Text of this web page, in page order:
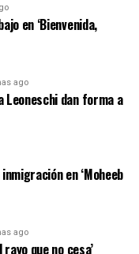
en ‘Bienvenida,
ago
Leoneschi dan forma a
en ‘Moheeb
ago
que no cesa’